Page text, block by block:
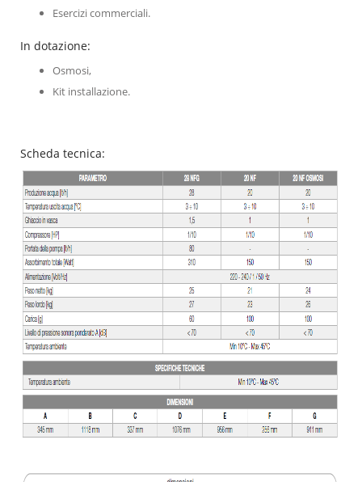
Esercizi commerciali.
In dotazione:
Osmosi,
Kit installazione.
Scheda tecnica: